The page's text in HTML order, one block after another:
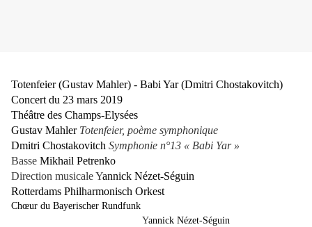
Totenfeier (Gustav Mahler) - Babi Yar (Dmitri Chostakovitch)
Concert du 23 mars 2019
Théâtre des Champs-Elysées
Gustav Mahler Totenfeier, poème symphonique
Dmitri Chostakovitch Symphonie n°13 « Babi Yar »
Basse Mikhail Petrenko
Direction musicale Yannick Nézet-Séguin
Rotterdams Philharmonisch Orkest
Chœur du Bayerischer Rundfunk
Yannick Nézet-Séguin